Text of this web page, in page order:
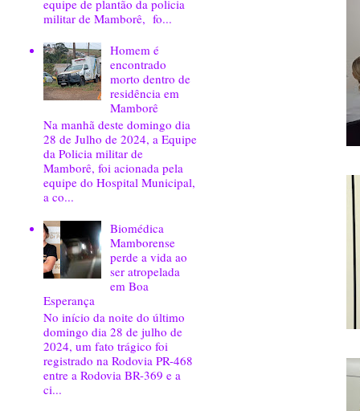
equipe de plantão da policia
militar de Mamborê, fo...
Homem é
encontrado
morto dentro de
residência em
Mamborê
Na manhã deste domingo dia
28 de Julho de 2024, a Equipe
da Policia militar de
Mamborê, foi acionada pela
equipe do Hospital Municipal,
a co...
Biomédica
Mamborense
perde a vida ao
ser atropelada
em Boa
Esperança
No início da noite do último
domingo dia 28 de julho de
2024, um fato trágico foi
registrado na Rodovia PR-468
entre a Rodovia BR-369 e a
ci...